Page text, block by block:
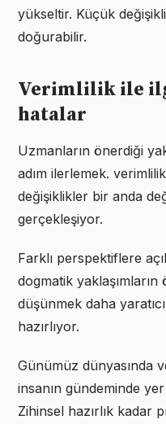
yükseltir. Küçük
doğurabilir.
Verimlilik ile
hatalar
Uzmanların önerdiği
adım ilerlemek.
değişiklikler bir anda
gerçekleşiyor.
Farklı perspektiflere
dogmatik
düşünmek daha
hazırlıyor.
Günümüz dünyasında
insanın gündeminde
Zihinsel hazırlık kadar